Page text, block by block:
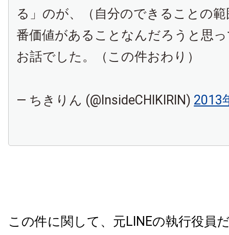
る」のが、（自分のできることの
番価値があることなんだろうと思
お話でした。（この件おわり）
— ちきりん (@InsideCHIKIRIN) 2013
この件に関して、元LINEの執行役員